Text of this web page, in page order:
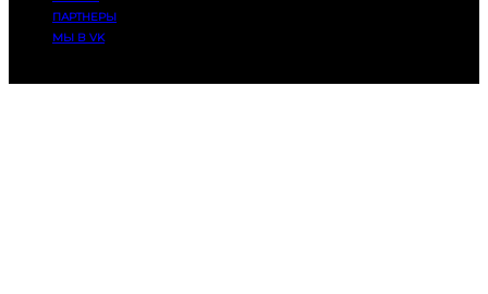
ПАРТНЕРЫ
МЫ В VK